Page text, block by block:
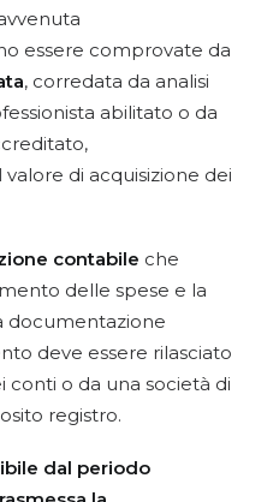
essere comprovate da
, corredata da analisi
abilitato o da
di acquisizione dei
contabile che
delle spese e la
documentazione
deve essere rilasciato
conti o da una società di
registro.
dal periodo